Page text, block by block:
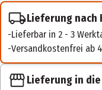
Lieferung nach
Lieferbar in 2 - 3
Versandkostenfrei ab
Lieferung in